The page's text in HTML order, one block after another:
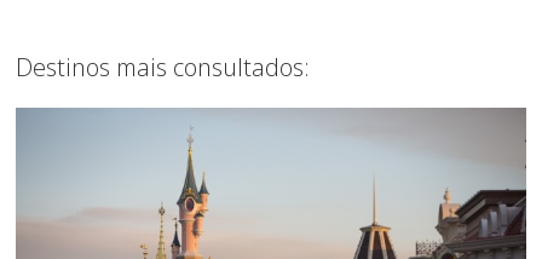
Destinos mais consultados: